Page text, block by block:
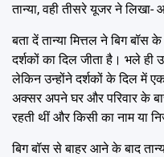
तान्या, वही तीसरे यूजर ने लिखा-
बता दें तान्या मित्तल ने बिग बॉस
दर्शकों का दिल जीता है। भले ही
लेकिन उन्होंने दर्शकों के दिल में
अक्सर अपने घर और परिवार के
रहती थीं और किसी का नाम या
बिग बॉस से बाहर आने के बाद